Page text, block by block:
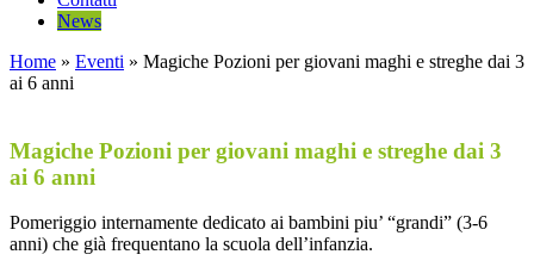
News
Home » Eventi » Magiche Pozioni per giovani maghi e streghe dai 3
ai 6 anni
Magiche Pozioni per giovani maghi e streghe dai 3
ai 6 anni
Pomeriggio internamente dedicato ai bambini piu’ “grandi” (3-6
anni) che già frequentano la scuola dell’infanzia.